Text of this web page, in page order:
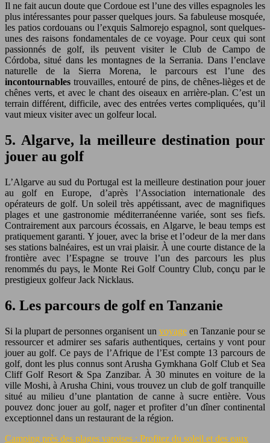
Il ne fait aucun doute que Cordoue est l’une des villes espagnoles les
plus intéressantes pour passer quelques jours. Sa fabuleuse mosquée,
les patios cordouans ou l’exquis Salmorejo espagnol, sont quelques-
unes des raisons fondamentales de ce voyage. Pour ceux qui sont
passionnés de golf, ils peuvent visiter le Club de Campo de
Córdoba, situé dans les montagnes de la Serrania. Dans l’enclave
naturelle de la Sierra Morena, le parcours est l’une des
incontournables trouvailles, entouré de pins, de chênes-lièges et de
chênes verts, et avec le chant des oiseaux en arrière-plan. C’est un
terrain différent, difficile, avec des entrées vertes compliquées, qu’il
vaut mieux visiter avec un golfeur local.
5. Algarve, la meilleure destination pour
jouer au golf
L’Algarve au sud du Portugal est la meilleure destination pour jouer
au golf en Europe, d’après l’Association internationale des
opérateurs de golf. Un soleil très appétissant, avec de magnifiques
plages et une gastronomie méditerranéenne variée, sont ses fiefs.
Contrairement aux parcours écossais, en Algarve, le beau temps est
pratiquement garanti. Y jouer, avec la brise et l’odeur de la mer dans
ses stations balnéaires, est un vrai plaisir. À une courte distance de la
frontière avec l’Espagne se trouve l’un des parcours les plus
renommés du pays, le Monte Rei Golf Country Club, conçu par le
prestigieux golfeur Jack Nicklaus.
6. Les parcours de golf en Tanzanie
Si la plupart de personnes organisent un voyageen Tanzanie pour se
ressourcer et admirer ses safaris authentiques, certains y vont pour
jouer au golf. Ce pays de l’Afrique de l’Est compte 13 parcours de
golf, dont les plus connus sont Arusha Gymkhana Golf Club et Sea
Cliff Golf Resort & Spa Zanzibar. À 30 minutes en voiture de la
ville Moshi, à Arusha Chini, vous trouvez un club de golf tranquille
situé au milieu d’une plantation de canne à sucre entière. Vous
pouvez donc jouer au golf, nager et profiter d’un dîner continental
exceptionnel dans un restaurant de la région.
Camping près des plages varoises : Profitez du soleil et des eaux